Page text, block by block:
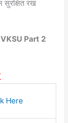
रख
VKSU Part 2
Here